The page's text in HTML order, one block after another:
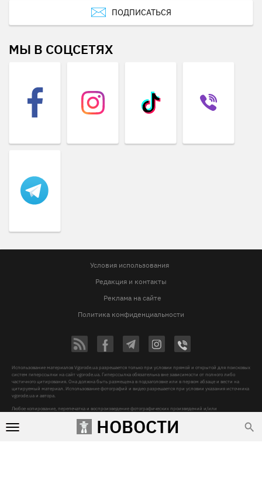
НОВОСТИ
ПОДПИСАТЬСЯ
МЫ В СОЦСЕТЯХ
Условия использования
Редакция и контакты
Реклама на сайте
Политика конфиденциальности
Использование материалов Vgorode.ua разрешается только при условии прямой и открытой для поисковых
систем гиперссылки на сайт vgorode.ua. Гиперссылка обязательна вне зависимости от полного либо
частичного цитирования. Она должна быть размещена в подзаголовке или в первом абзаце и вести на
цитируемый материал. Использование фотографий и видео разрешается при условии указания источника
vgorode.ua и автора.
Любое копирование, перепечатка и воспроизведение фотографических произведений и/или
Субъект в сфере онлайн-медиа, Название онлайн-медиа - «VGORODE», Адрес: 02091, місто Київ,
ХАРКІВСЬКЕ ШОСЕ, будинок 172-Б, офіс 208/1, E-mail:
sunlight@mediadim.com.ua